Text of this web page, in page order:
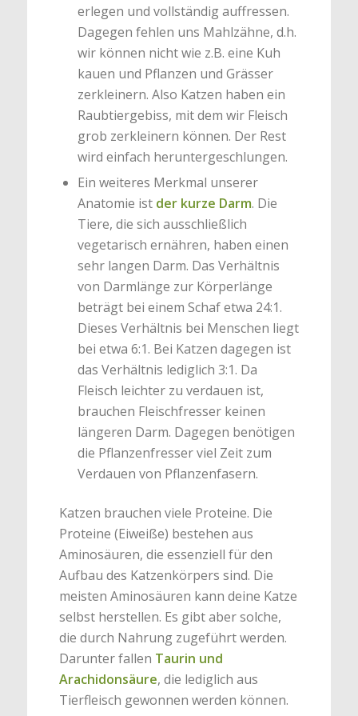
erlegen und vollständig auffressen.
Dagegen fehlen uns Mahlzähne, d.h.
wir können nicht wie z.B. eine Kuh
kauen und Pflanzen und Grässer
zerkleinern. Also Katzen haben ein
Raubtiergebiss, mit dem wir Fleisch
grob zerkleinern können. Der Rest
wird einfach heruntergeschlungen.
Ein weiteres Merkmal unserer
Anatomie ist der kurze Darm. Die
Tiere, die sich ausschließlich
vegetarisch ernähren, haben einen
sehr langen Darm. Das Verhältnis
von Darmlänge zur Körperlänge
beträgt bei einem Schaf etwa 24:1.
Dieses Verhältnis bei Menschen liegt
bei etwa 6:1. Bei Katzen dagegen ist
das Verhältnis lediglich 3:1. Da
Fleisch leichter zu verdauen ist,
brauchen Fleischfresser keinen
längeren Darm. Dagegen benötigen
die Pflanzenfresser viel Zeit zum
Verdauen von Pflanzenfasern.
Katzen brauchen viele Proteine. Die
Proteine (Eiweiße) bestehen aus
Aminosäuren, die essenziell für den
Aufbau des Katzenkörpers sind. Die
meisten Aminosäuren kann deine Katze
selbst herstellen. Es gibt aber solche,
die durch Nahrung zugeführt werden.
Darunter fallen Taurin und
Arachidonsäure, die lediglich aus
Tierfleisch gewonnen werden können.